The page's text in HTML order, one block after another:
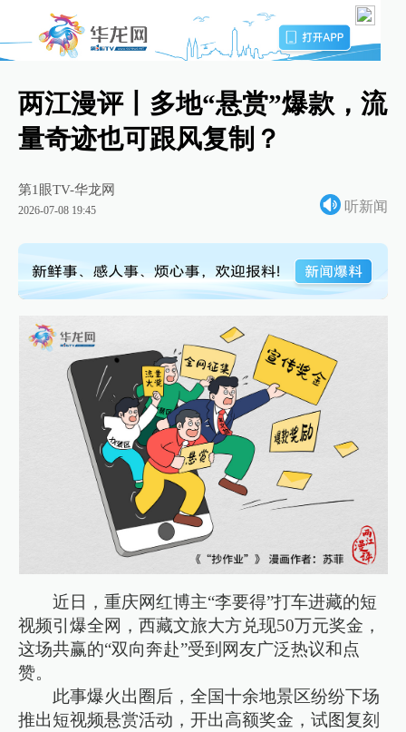
两江漫评丨多地“悬赏”爆款，流
量奇迹也可跟风复制？
第1眼TV-华龙网
2026-07-08 19:45 听新闻
近日，重庆网红博主“李要得”打车进藏的短
视频引爆全网，西藏文旅大方兑现50万元奖金，
这场共赢的“双向奔赴”受到网友广泛热议和点
赞。
此事爆火出圈后，全国十余地景区纷纷下场
推出短视频悬赏活动，开出高额奖金，试图复刻